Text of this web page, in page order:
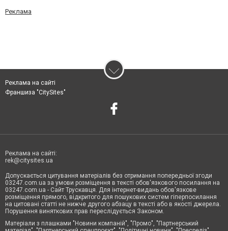
Реклама
Реклама на сайті
Франшиза "CitySites"
Реклама на сайті:
rek@citysites.ua
Допускається цитування матеріалів без отримання попередньої згоди
03247.com.ua за умови розміщення в тексті обов'язкового посилання на
03247.com.ua - Сайт Трускавця. Для інтернет-видань обов'язкове
розміщення прямого, відкритого для пошукових систем гіперпосилання
на цитовані статті не нижче другого абзацу в тексті або в якості джерела.
Порушення виняткових прав переслідується Законом.
Матеріали з плашками "Новини компаній", "Промо", "Партнерський